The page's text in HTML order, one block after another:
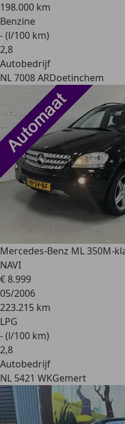
198.000 km
Benzine
- (l/100 km)
2,8
Autobedrijf
NL 7008 ARDoetinchem
Mercedes-Benz ML 350M-
NAVI
€ 8.999
05/2006
223.215 km
LPG
- (l/100 km)
2,8
Autobedrijf
NL 5421 WKGemert